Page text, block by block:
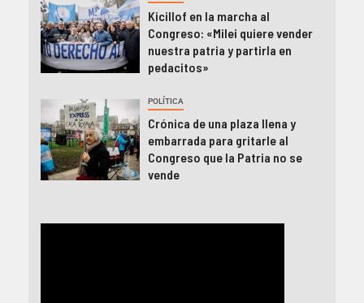
Kicillof en la marcha al
Congreso: «Milei quiere vender
nuestra patria y partirla en
pedacitos»
POLÍTICA
Crónica de una plaza llena y
embarrada para gritarle al
Congreso que la Patria no se
vende